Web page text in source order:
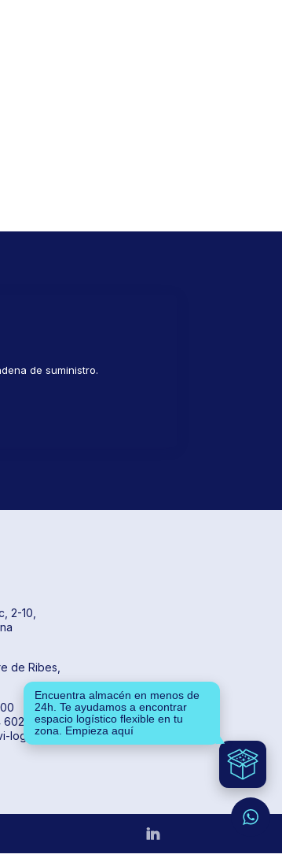
de suministro.
2-10,
de Ribes,
602 55 04 00
logistics.com
Encuentra almacén en menos de
24h. Te ayudamos a encontrar
espacio logístico flexible en tu
zona. Empieza aquí